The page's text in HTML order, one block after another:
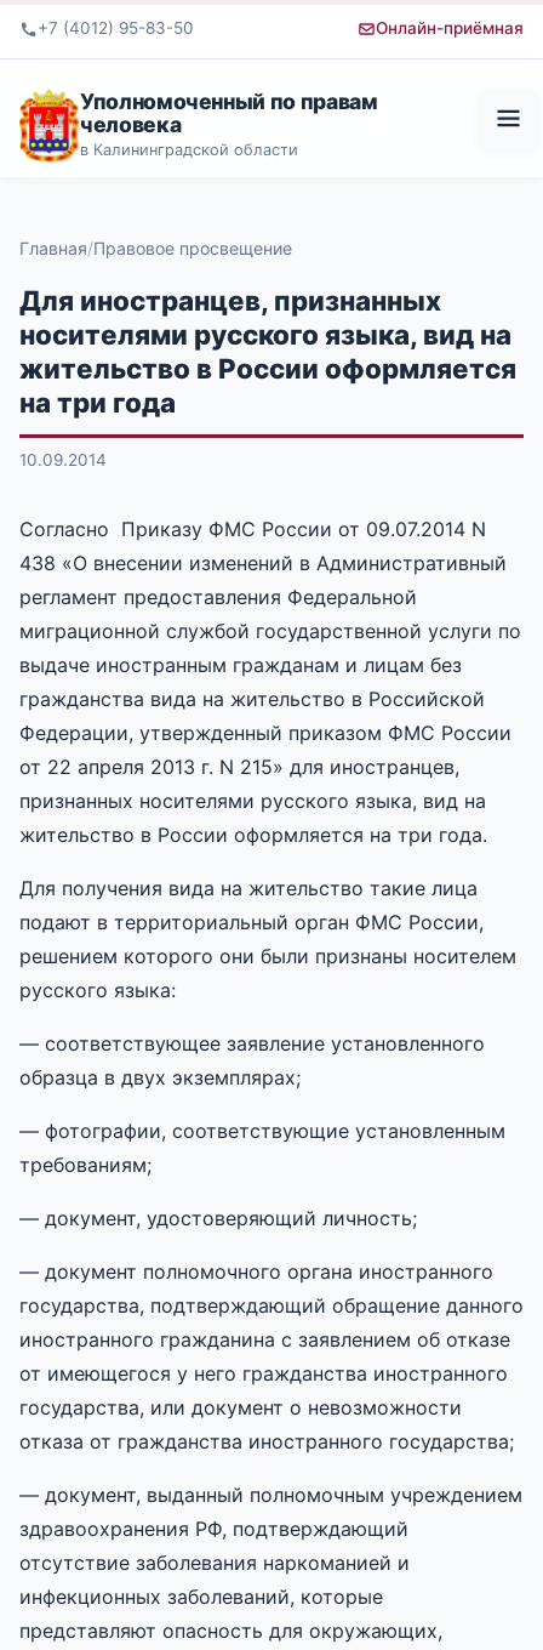
+7 (4012) 95-83-50 Онлайн-приёмная
Уполномоченный по правам
человека
в Калининградской области
Главная Правовое просвещение
Для иностранцев, признанных
носителями русского языка, вид на
жительство в России оформляется
на три года
10.09.2014
Согласно Приказу ФМС России от 09.07.2014 N
438 «О внесении изменений в Административный
регламент предоставления Федеральной
миграционной службой государственной услуги по
выдаче иностранным гражданам и лицам без
гражданства вида на жительство в Российской
Федерации, утвержденный приказом ФМС России
от 22 апреля 2013 г. N 215» для иностранцев,
признанных носителями русского языка, вид на
жительство в России оформляется на три года.
Для получения вида на жительство такие лица
подают в территориальный орган ФМС России,
решением которого они были признаны носителем
русского языка:
— соответствующее заявление установленного
образца в двух экземплярах;
— фотографии, соответствующие установленным
требованиям;
— документ, удостоверяющий личность;
— документ полномочного органа иностранного
государства, подтверждающий обращение данного
иностранного гражданина с заявлением об отказе
от имеющегося у него гражданства иностранного
государства, или документ о невозможности
отказа от гражданства иностранного государства;
— документ, выданный полномочным учреждением
здравоохранения РФ, подтверждающий
отсутствие заболевания наркоманией и
инфекционных заболеваний, которые
представляют опасность для окружающих,